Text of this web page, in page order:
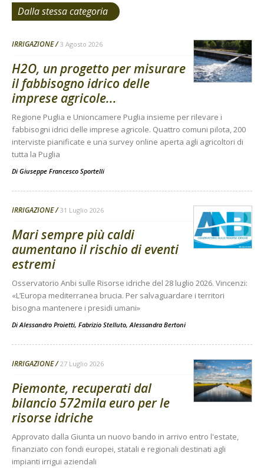
Dalla stessa categoria
IRRIGAZIONE 3 Agosto 2026
H2O, un progetto per misurare
il fabbisogno idrico delle
imprese agricole...
Regione Puglia e Unioncamere Puglia insieme per rilevare i
fabbisogni idrici delle imprese agricole. Quattro comuni pilota, 200
interviste pianificate e una survey online aperta agli agricoltori di
tutta la Puglia
Di Giuseppe Francesco Sportelli
IRRIGAZIONE 31 Luglio 2026
Mari sempre più caldi
aumentano il rischio di eventi
estremi
Osservatorio Anbi sulle Risorse idriche del 28 luglio 2026. Vincenzi:
«L’Europa mediterranea brucia. Per salvaguardare i territori
bisogna mantenere i presidi umani»
Di Alessandro Proietti, Fabrizio Stelluto, Alessandra Bertoni
IRRIGAZIONE 27 Luglio 2026
Piemonte, recuperati dal
bilancio 572mila euro per le
risorse idriche
Approvato dalla Giunta un nuovo bando in arrivo entro l'estate,
finanziato con fondi europei, statali e regionali destinati agli
impianti irrigui aziendali